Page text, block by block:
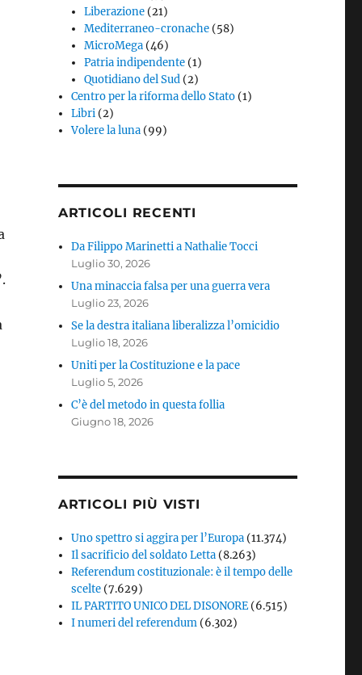
Liberazione (21)
Mediterraneo-cronache (58)
MicroMega (46)
Patria indipendente (1)
Quotidiano del Sud (2)
Centro per la riforma dello Stato (1)
Libri (2)
Volere la luna (99)
ARTICOLI RECENTI
Da Filippo Marinetti a Nathalie Tocci
Luglio 30, 2026
Una minaccia falsa per una guerra vera
Luglio 23, 2026
Se la destra italiana liberalizza l’omicidio
Luglio 18, 2026
Uniti per la Costituzione e la pace
Luglio 5, 2026
C’è del metodo in questa follia
Giugno 18, 2026
ARTICOLI PIÙ VISTI
Uno spettro si aggira per l’Europa (11.374)
Il sacrificio del soldato Letta (8.263)
Referendum costituzionale: è il tempo delle
scelte (7.629)
IL PARTITO UNICO DEL DISONORE (6.515)
I numeri del referendum (6.302)